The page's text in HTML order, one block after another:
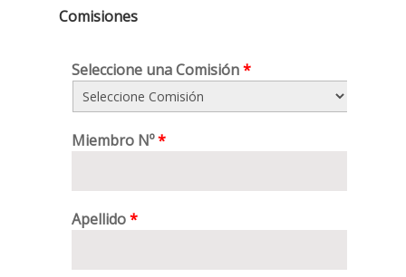
Comisiones
Seleccione una Comisión*
Miembro Nº*
Apellido*